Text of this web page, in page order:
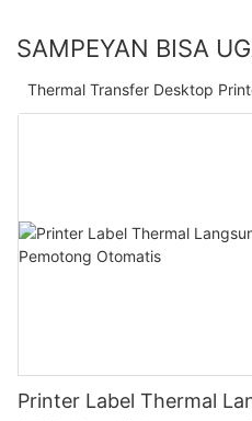
SAMPEYAN BISA
Thermal Transfer Desktop
Printer Label Thermal